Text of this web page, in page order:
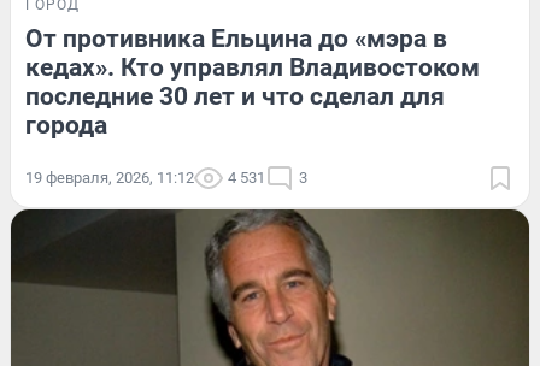
ГОРОД
От противника Ельцина до «мэра в
кедах». Кто управлял Владивостоком
последние 30 лет и что сделал для
города
19 февраля, 2026, 11:12 4 531 3